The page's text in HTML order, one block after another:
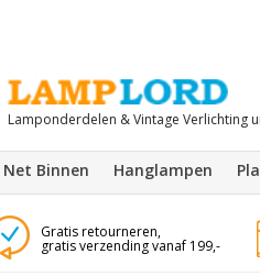
Lamponderdelen & Vintage Verlichting
Net Binnen Hanglampen
Gratis retourneren,
gratis verzending vanaf 199,-